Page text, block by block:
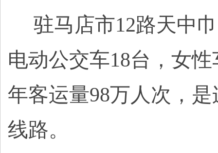
驻马店市12路天中
电动公交车18台，女
年客运量98万人次，
线路。